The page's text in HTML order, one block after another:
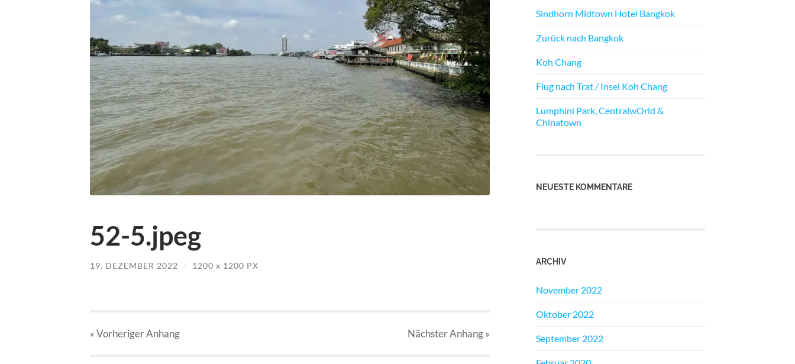
52-5.jpeg
19. DEZEMBER 2022 / 1200 x 1200 PX
« VorherigerAnhang NächsterAnhang»
Sindhorn Midtown Hotel Bangkok
Zurück nach Bangkok
Koh Chang
Flug nach Trat / Insel Koh Chang
Lumphini Park, CentralwOrld &
Chinatown
NEUESTE KOMMENTARE
ARCHIV
November 2022
Oktober 2022
September 2022